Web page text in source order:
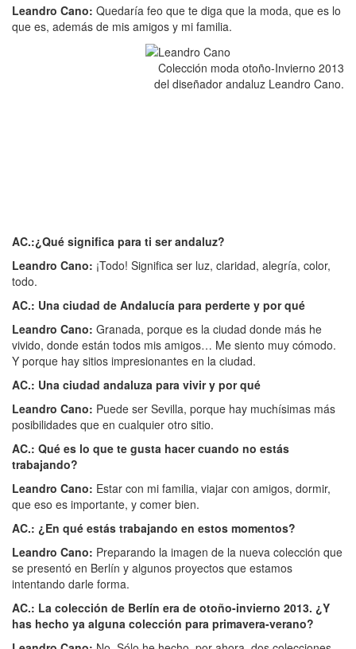
Leandro Cano: Quedaría feo que te diga que la moda, que es lo
que es, además de mis amigos y mi familia.
Colección moda otoño-Invierno 2013
del diseñador andaluz Leandro Cano.
AC.:¿Qué significa para ti ser andaluz?
Leandro Cano: ¡Todo! Significa ser luz, claridad, alegría, color,
todo.
AC.: Una ciudad de Andalucía para perderte y por qué
Leandro Cano: Granada, porque es la ciudad donde más he
vivido, donde están todos mis amigos… Me siento muy cómodo.
Y porque hay sitios impresionantes en la ciudad.
AC.: Una ciudad andaluza para vivir y por qué
Leandro Cano: Puede ser Sevilla, porque hay muchísimas más
posibilidades que en cualquier otro sitio.
AC.: Qué es lo que te gusta hacer cuando no estás
trabajando?
Leandro Cano: Estar con mi familia, viajar con amigos, dormir,
que eso es importante, y comer bien.
AC.: ¿En qué estás trabajando en estos momentos?
Leandro Cano: Preparando la imagen de la nueva colección que
se presentó en Berlín y algunos proyectos que estamos
intentando darle forma.
AC.: La colección de Berlín era de otoño-invierno 2013. ¿Y
has hecho ya alguna colección para primavera-verano?